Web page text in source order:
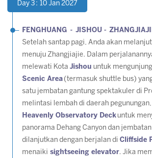
Day 3 : 10 Jan 2027
FENGHUANG - JISHOU -
Setelah santap pagi, Anda akan
menuju Zhangjiajie. Dalam
melewati Kota Jishou untuk
Scenic Area (termasuk shuttle bus)
satu jembatan gantung spektakuler di
melintasi lembah di daerah
Heavenly Observatory Deck untuk
panorama Dehang Canyon dan
dilanjutkan dengan berjalan di Cliffside
menaiki sightseeing elevator. Jika